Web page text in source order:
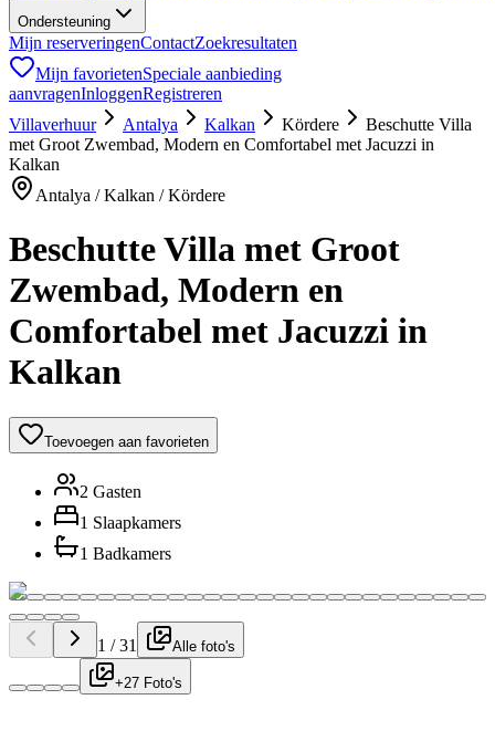
Ondersteuning
Mijn reserveringenContactZoekresultaten
Mijn favorietenSpeciale aanbieding
aanvragenInloggenRegistreren
Villaverhuur
Antalya Kalkan Kördere
Beschutte Villa
met Groot Zwembad, Modern en Comfortabel met Jacuzzi in
Kalkan
Antalya / Kalkan / Kördere
Beschutte Villa met Groot
Zwembad, Modern en
Comfortabel met Jacuzzi in
Kalkan
Toevoegen aan favorieten
2 Gasten
1 Slaapkamers
1 Badkamers
1 /31 Alle foto's
+27 Foto's